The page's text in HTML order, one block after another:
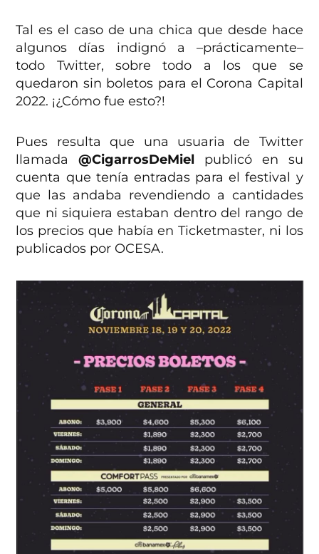
Tal es el caso de una chica que desde hace
algunos días indignó a –prácticamente–
todo Twitter, sobre todo a los que se
quedaron sin boletos para el Corona Capital
2022. ¡¿Cómo fue esto?!
Pues resulta que una usuaria de Twitter
llamada
@CigarrosDeMiel publicó en su
cuenta que tenía entradas para el festival y
que las andaba revendiendo a cantidades
que ni siquiera estaban dentro del rango de
los precios que había en Ticketmaster, ni los
publicados por OCESA.